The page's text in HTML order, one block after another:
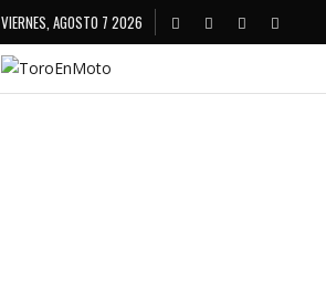
VIERNES, AGOSTO 7 2026